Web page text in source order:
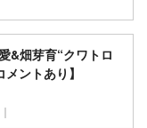
&畑芽育“クワトロ
ントあり】